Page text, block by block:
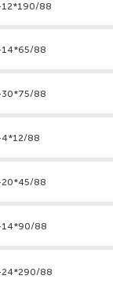
88
88
88
88
88
14*90/88
88